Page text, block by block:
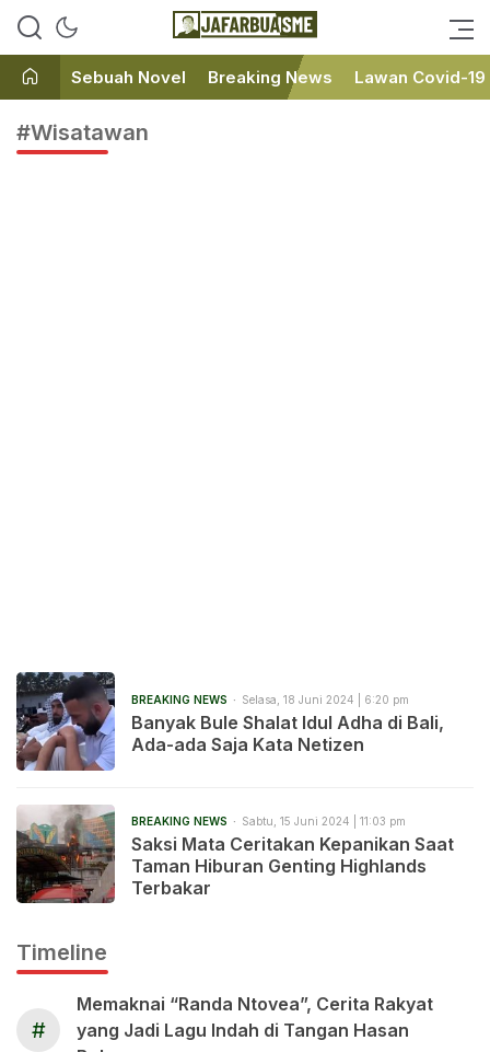
JafarBua
Ini bukan Media Online, Ini
Sebuah Novel Breaking News Lawan Covid-19
#Wisatawan
BREAKING NEWS Selasa, 18 Juni 2024 | 6:20 pm
Banyak Bule Shalat Idul Adha di Bali,
Ada-ada Saja Kata Netizen
BREAKING NEWS Sabtu, 15 Juni 2024 | 11:03 pm
Saksi Mata Ceritakan Kepanikan Saat
Taman Hiburan Genting Highlands
Terbakar
Timeline
#
Memaknai “Randa Ntovea”, Cerita Rakyat
yang Jadi Lagu Indah di Tangan Hasan